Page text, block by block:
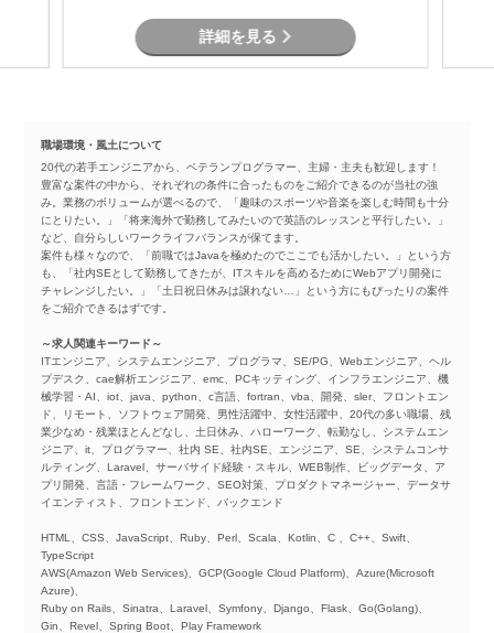
詳細を見る
職場環境・風土について
20代の若手エンジニアから、ベテランプログラマー、主婦・主夫も歓迎します！
豊富な案件の中から、それぞれの条件に合ったものをご紹介できるのが当社の強
み。業務のボリュームが選べるので、「趣味のスポーツや音楽を楽しむ時間も十分
にとりたい。」「将来海外で勤務してみたいので英語のレッスンと平行したい。」
など、自分らしいワークライフバランスが保てます。
案件も様々なので、「前職ではJavaを極めたのでここでも活かしたい。」という方
も、「社内SEとして勤務してきたが、ITスキルを高めるためにWebアプリ開発に
チャレンジしたい。」「土日祝日休みは譲れない…」という方にもぴったりの案件
をご紹介できるはずです。
～求人関連キーワード～
ITエンジニア、システムエンジニア、プログラマ、SE/PG、Webエンジニア、ヘル
プデスク、cae解析エンジニア、emc、PCキッティング、インフラエンジニア、機
械学習・AI、iot、java、python、c言語、fortran、vba、開発、sler、フロントエン
ド、リモート、ソフトウェア開発、男性活躍中、女性活躍中、20代の多い職場、残
業少なめ・残業ほとんどなし、土日休み、ハローワーク、転勤なし、システムエン
ジニア、it、プログラマー、社内 SE、社内SE、エンジニア、SE、システムコンサ
ルティング、Laravel、サーバサイド経験・スキル、WEB制作、ビッグデータ、ア
プリ開発、言語・フレームワーク、SEO対策、プロダクトマネージャー、データサ
イエンティスト、フロントエンド、バックエンド
HTML、CSS、JavaScript、Ruby、Perl、Scala、Kotlin、C 、C++、Swift、
TypeScript
AWS(Amazon Web Services)、GCP(Google Cloud Platform)、Azure(Microsoft
Azure)、
Ruby on Rails、Sinatra、Laravel、Symfony、Django、Flask、Go(Golang)、
Gin、Revel、Spring Boot、Play Framework